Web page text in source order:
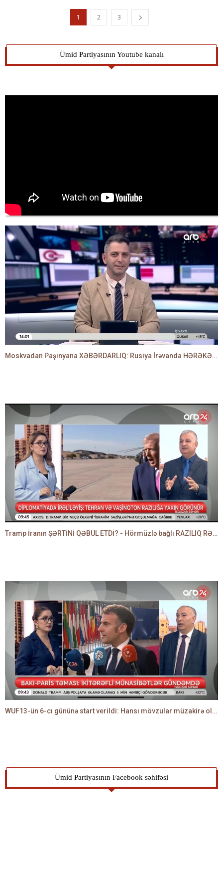
1 2 3
Ümid Partiyasının Youtube kanalı
Moskvadan Paşinyana XƏBƏRDARLIQ: Rusiya İrəvanda HƏRƏKƏTƏ KEÇDİ - TAMİLLA QULAMİ danışır
Tramp İranın ŞƏRTİNİ QƏBUL ETDİ? - Hörmüzlə bağlı RAZILIQ RƏSMƏN AÇIQLANIR -BAKİR HƏDƏNBƏYLİ danışır
WUF13-ün 6-cı gününə start verildi: Hansı mövzular müzakirə olunacaq? -TALEH ƏLİYEV danışır
Ümid Partiyasının Facebook səhifəsi